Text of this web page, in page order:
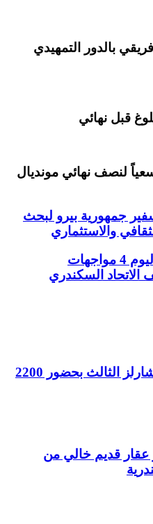
بالدور التمهيدي
قبل نهائي
لنصف نهائي مونديال
جمهورية بيرو لبحث
والاستثماري
دوري نايل-مجموعة الهبوط| اليوم 4 مواجهات
السكندري
عاجل| تنصيب ملك بريطانيا تشارلز الثالث بحضور 2200
عقار قديم خالي من